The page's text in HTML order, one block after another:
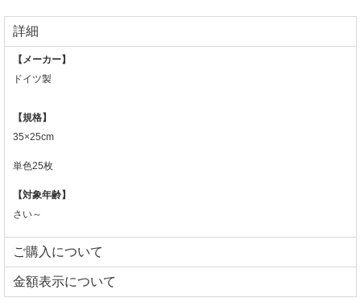
詳細
【メーカー】
ドイツ製
【規格】
35×25cm
単色25枚
【対象年齢】
さい～
ご購入について
⾦額表⽰について